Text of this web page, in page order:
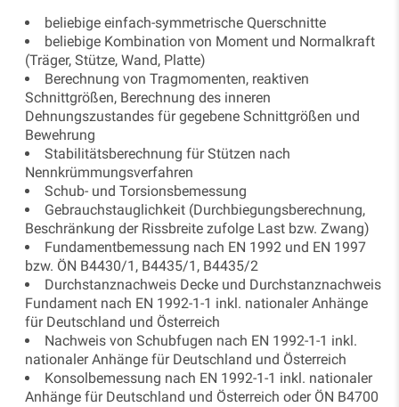
beliebige einfach-symmetrische Querschnitte
beliebige Kombination von Moment und Normalkraft
(Träger, Stütze, Wand, Platte)
Berechnung von Tragmomenten, reaktiven
Schnittgrößen, Berechnung des inneren
Dehnungszustandes für gegebene Schnittgrößen und
Bewehrung
Stabilitätsberechnung für Stützen nach
Nennkrümmungsverfahren
Schub- und Torsionsbemessung
Gebrauchstauglichkeit (Durchbiegungsberechnung,
Beschränkung der Rissbreite zufolge Last bzw. Zwang)
Fundamentbemessung nach EN 1992 und EN 1997
bzw. ÖN B4430/1, B4435/1, B4435/2
Durchstanznachweis Decke und Durchstanznachweis
Fundament nach EN 1992-1-1 inkl. nationaler Anhänge
für Deutschland und Österreich
Nachweis von Schubfugen nach EN 1992-1-1 inkl.
nationaler Anhänge für Deutschland und Österreich
Konsolbemessung nach EN 1992-1-1 inkl. nationaler
Anhänge für Deutschland und Österreich oder ÖN B4700